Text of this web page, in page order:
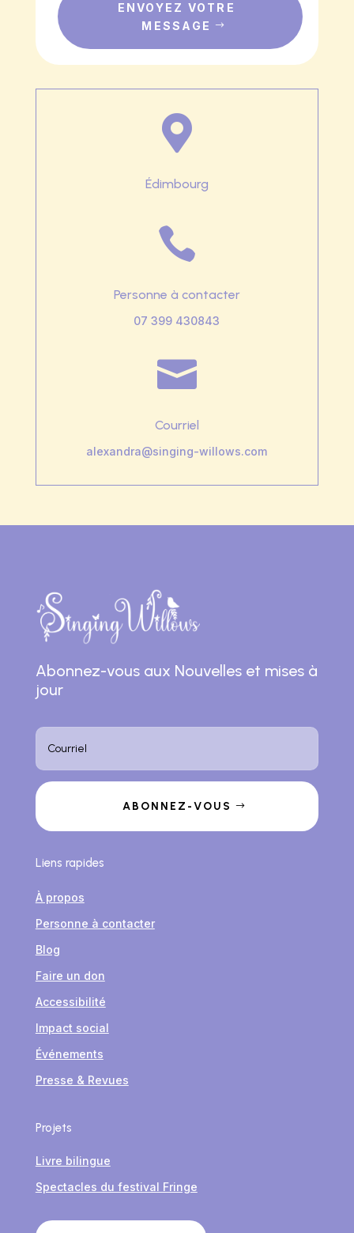
ENVOYEZ VOTRE
MESSAGE

Édimbourg

Personne à contacter
07 399 430843

Courriel
alexandra@singing-willows.com
Abonnez-vous aux Nouvelles et mises à
jour
ABONNEZ-VOUS
Liens rapides
À propos
Personne à contacter
Blog
Faire un don
Accessibilité
Impact social
Événements
Presse & Revues
Projets
Livre bilingue
Spectacles du festival Fringe